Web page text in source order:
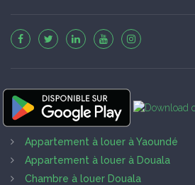
Appartement à louer à Yaoundé
Appartement à louer à Douala
Chambre à louer Douala